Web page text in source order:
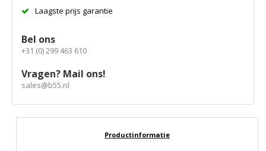
Laagste prijs garantie
Bel ons
+31 (0) 299 463 610
Vragen? Mail ons!
sales@b55.nl
Productinformatie